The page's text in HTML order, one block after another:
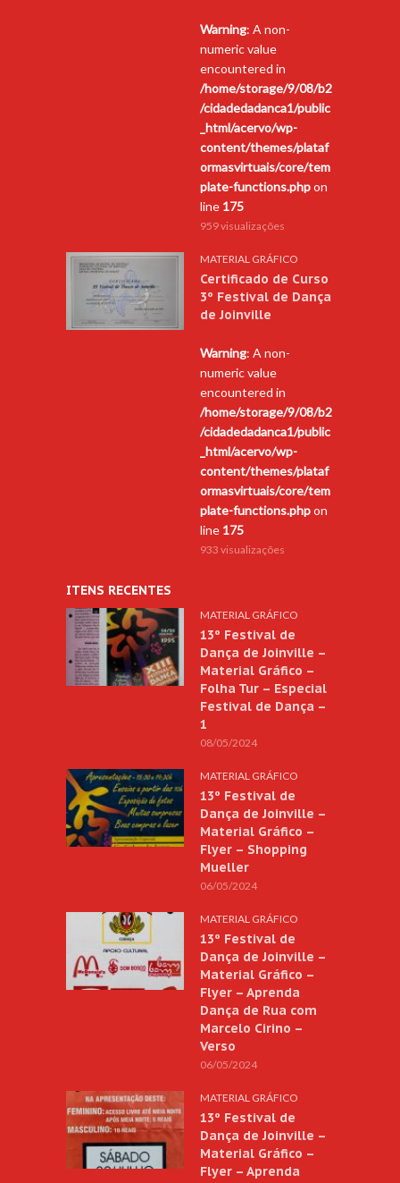
Warning: A non-
numeric value
encountered in
/home/storage/9/08/b2
/cidadedadanca1/public
_html/acervo/wp-
content/themes/plataf
ormasvirtuais/core/tem
plate-functions.phpon
line 175
959 visualizações
MATERIAL GRÁFICO
Certificado de Curso
3º Festival de Dança
de Joinville
Warning: A non-
numeric value
encountered in
/home/storage/9/08/b2
/cidadedadanca1/public
_html/acervo/wp-
content/themes/plataf
ormasvirtuais/core/tem
plate-functions.phpon
line 175
933 visualizações
ITENS RECENTES
MATERIAL GRÁFICO
13º Festival de
Dança de Joinville –
Material Gráfico –
Folha Tur – Especial
Festival de Dança –
1
08/05/2024
MATERIAL GRÁFICO
13º Festival de
Dança de Joinville –
Material Gráfico –
Flyer – Shopping
Mueller
06/05/2024
MATERIAL GRÁFICO
13º Festival de
Dança de Joinville –
Material Gráfico –
Flyer – Aprenda
Dança de Rua com
Marcelo Cirino –
Verso
06/05/2024
MATERIAL GRÁFICO
13º Festival de
Dança de Joinville –
Material Gráfico –
Flyer – Aprenda